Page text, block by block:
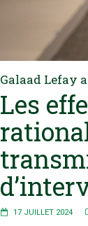
Galaad Lefay
Les
17 JUILLET 2024